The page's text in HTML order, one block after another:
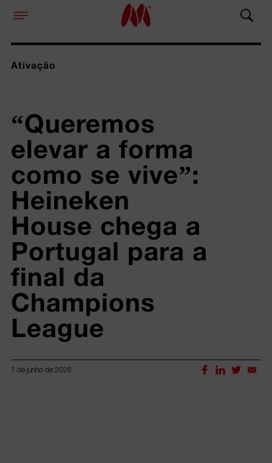
Ativação
“Queremos
elevar a forma
como se vive”:
Heineken
House chega a
Portugal para a
final da
Champions
League
1 de junho de 2026